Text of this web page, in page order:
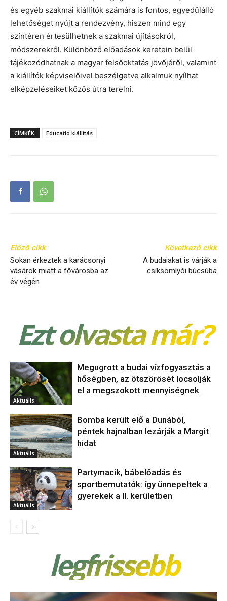
és egyéb szakmai kiállítók számára is fontos, egyedülálló
lehetőséget nyújt a rendezvény, hiszen mind egy
színtéren értesülhetnek a szakmai újításokról,
módszerekről. Különböző előadások keretein belül
tájékozódhatnak a magyar felsőoktatás jövőjéről, valamint
a kiállítók képviselőivel beszélgetve alkalmuk nyílhat
elképzeléseiket közös útra terelni.
CÍMKÉK: Educatio kiállítás
Előző cikk
Sokan érkeztek a karácsonyi
vásárok miatt a fővárosba az
év végén
Következő cikk
A budaiakat is várják a
csíksomlyói búcsúba
Ezt olvasta már?
Aktuális
Megugrott a budai vízfogyasztás a
hőségben, az ötszörösét locsolják
el a megszokott mennyiségnek
Aktuális
Bomba került elő a Dunából,
péntek hajnalban lezárják a Margit
hidat
Aktuális
Partymacik, bábelőadás és
sportbemutatók: így ünnepeltek a
gyerekek a II. kerületben
legfrissebb